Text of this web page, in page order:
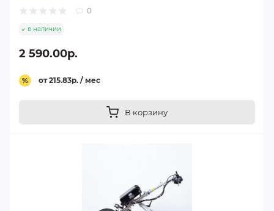
0
в наличии
2 590.00р.
% от 215.83р. / мес
В корзину